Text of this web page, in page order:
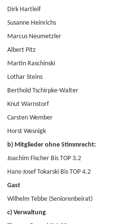
Dirk Hartleif
Susanne Heinrichs
Marcus Neumetzler
Albert Pitz
Martin Raschinski
Lothar Steins
Berthold Tschirpke-Walter
Knut Warnstorf
Carsten Wember
Horst Wesnigk
b) Mitglieder ohne Stimmrecht:
Joachim Fischer Bis TOP 3.2
Hans-Josef Tokarski Bis TOP 4.2
Gast
Wilhelm Tebbe (Seniorenbeirat)
c) Verwaltung